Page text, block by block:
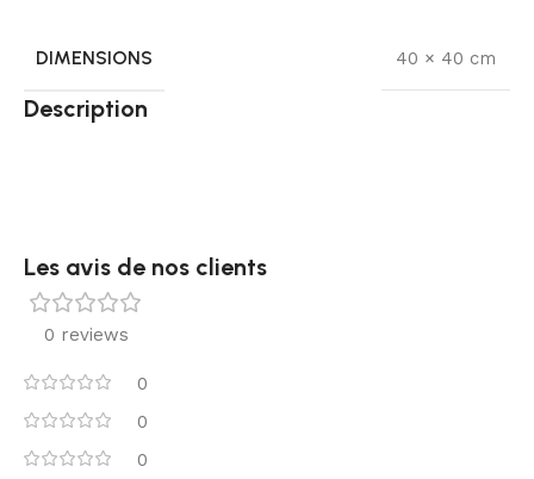
DIMENSIONS 40 × 40 cm
Description
Les avis de nos clients
0 reviews
0
0
0